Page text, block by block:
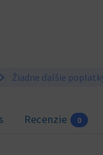
Žiadne ďalšie
Recenzie 0